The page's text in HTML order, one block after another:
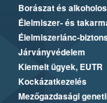
Borászat és
Élelmiszer- és
Élelmiszerlánc-
Járványvédelem
Kiemelt ügyek, EUTR
Kockázatkezelés
Mezőgazdasági